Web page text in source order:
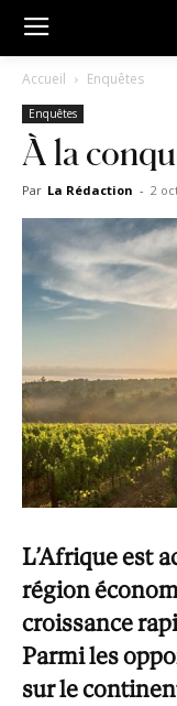
Accueil Enquêtes
Enquêtes
À la
Par La Rédaction - 2
L’Afrique est
région
croissance
Parmi les
sur le